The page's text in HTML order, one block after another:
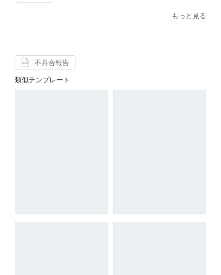
もっと見る
不具合報告
類似テンプレート